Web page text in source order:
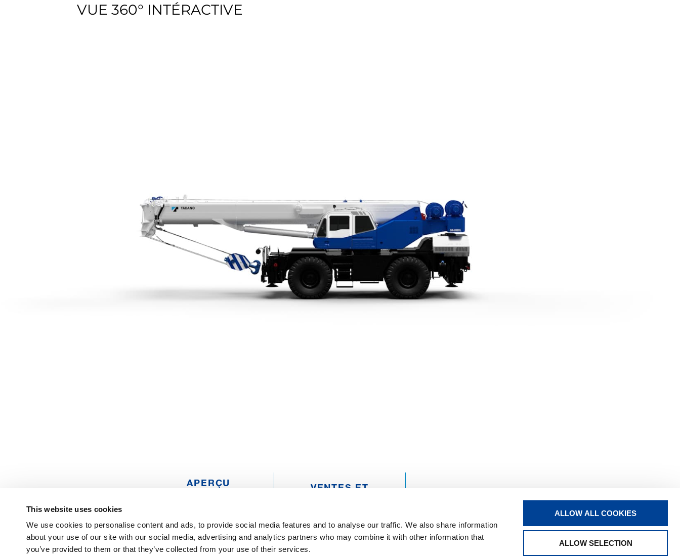
This website uses cookies
We use cookies to personalise content and ads, to provide social media features and to analyse our traffic. We also share information
about your use of our site with our social media, advertising and analytics partners who may combine it with other information that
you’ve provided to them or that they’ve collected from your use of their services.
ALLOW ALL COOKIES
ALLOW SELECTION
VUE 360° INTÉRACTIVE
APERÇU
DES
VENTES ET